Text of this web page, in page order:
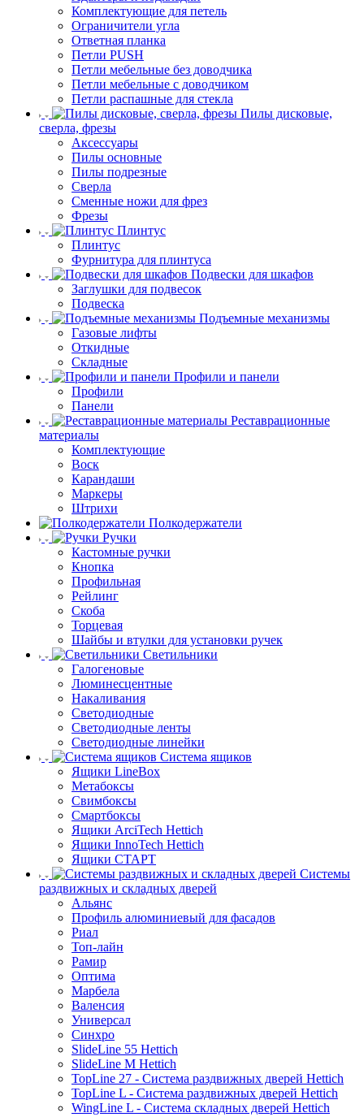
Комплектующие для петель
Ограничители угла
Ответная планка
Петли PUSH
Петли мебельные без доводчика
Петли мебельные с доводчиком
Петли распашные для стекла
Пилы дисковые,
сверла, фрезы
Аксессуары
Пилы основные
Пилы подрезные
Сверла
Сменные ножи для фрез
Фрезы
Плинтус
Плинтус
Фурнитура для плинтуса
Подвески для шкафов
Заглушки для подвесок
Подвеска
Подъемные механизмы
Газовые лифты
Откидные
Складные
Профили и панели
Профили
Панели
Реставрационные
материалы
Комплектующие
Воск
Карандаши
Маркеры
Штрихи
Полкодержатели
Ручки
Кастомные ручки
Кнопка
Профильная
Рейлинг
Скоба
Торцевая
Шайбы и втулки для установки ручек
Светильники
Галогеновые
Люминесцентные
Накаливания
Светодиодные
Светодиодные ленты
Светодиодные линейки
Система ящиков
Ящики LineBox
Метабоксы
Свимбоксы
Смартбоксы
Ящики ArciTech Hettich
Ящики InnoTech Hettich
Ящики СТАРТ
Системы
раздвижных и складных дверей
Альянс
Профиль алюминиевый для фасадов
Риал
Топ-лайн
Рамир
Оптима
Марбела
Валенсия
Универсал
Синхро
SlideLine 55 Hettich
SlideLine M Hettich
TopLine 27 - Система раздвижных дверей Hettich
TopLine L - Система раздвижных дверей Hettich
WingLine L - Система складных дверей Hettich